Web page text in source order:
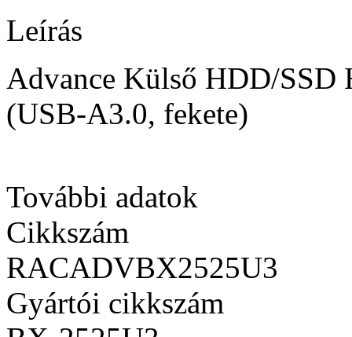
Leírás
Advance Külső HDD/
(USB-A3.0, fekete)
További adatok
Cikkszám
RACADVBX2525U3
Gyártói cikkszám